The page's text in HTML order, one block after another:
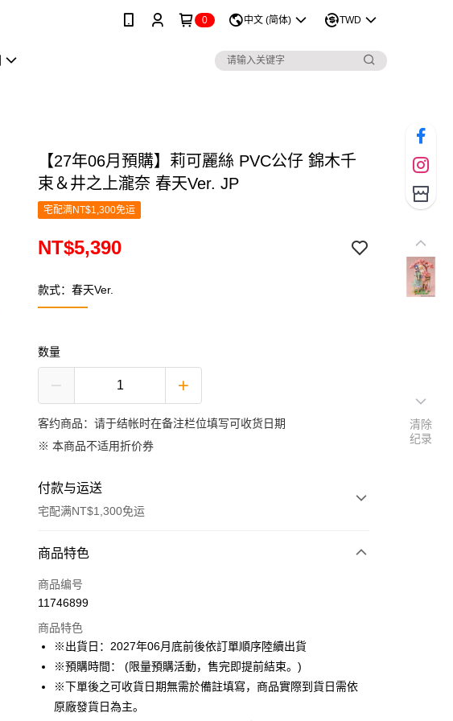
0 中文 (简体) TWD
【27年06月預購】莉可麗絲 PVC公仔 錦木千
束＆井之上瀧奈 春天Ver. JP
宅配满NT$1,300免运
NT$5,390
款式：春天Ver.
数量
客约商品：请于结帐时在备注栏位填写可收货日期
※ 本商品不适用折价券
付款与运送
宅配满NT$1,300免运
付款方式
信用卡一次付款
Apple Pay
悠遊付
Google Pay
商品特色
商品编号
11746899
商品特色
※出貨日：2027年06月底前後依訂單順序陸續出貨
※預購時間： (限量預購活動，售完即提前結束。)
※下單後之可收貨日期無需於備註填寫，商品實際到貨日需依
原廠發貨日為主。
清除
纪录